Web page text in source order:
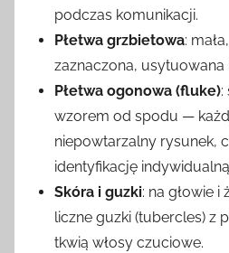
podczas komunikacji.
Płetwa grzbietowa:
zaznaczona, usytuowana
Płetwa ogonowa (fluke):
wzorem od spodu —
niepowtarzalny rysunek,
identyfikację
Skóra i guzki: na głowie
liczne guzki (tubercles) z
tkwią włosy czuciowe.